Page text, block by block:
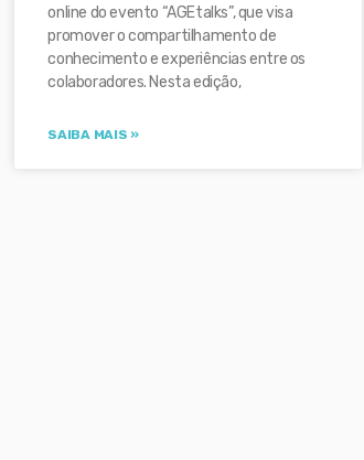
online do evento “AGEtalks”, que visa
promover o compartilhamento de
conhecimento e experiências entre os
colaboradores. Nesta edição,
SAIBA MAIS »